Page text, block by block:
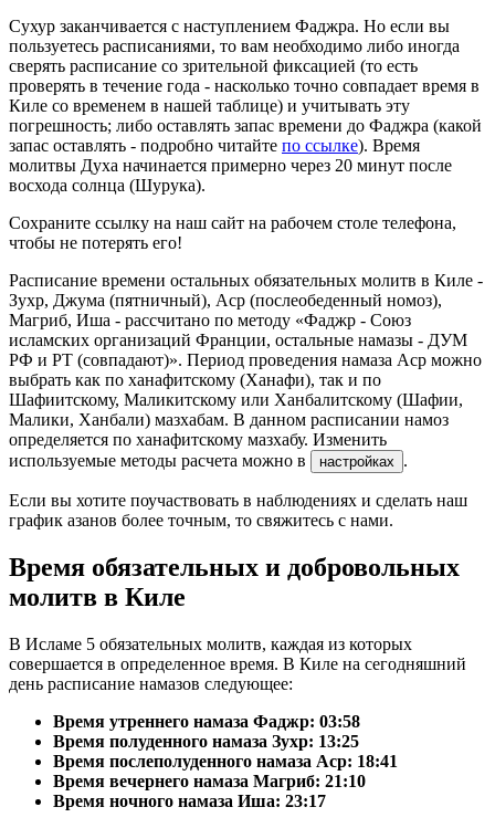
Сухур заканчивается с наступлением Фаджра. Но если вы
пользуетесь расписаниями, то вам необходимо либо иногда
сверять расписание со зрительной фиксацией (то есть
проверять в течение года - насколько точно совпадает время в
Киле со временем в нашей таблице) и учитывать эту
погрешность; либо оставлять запас времени до Фаджра (какой
запас оставлять - подробно читайте по ссылке). Время
молитвы Духа начинается примерно через 20 минут после
восхода солнца (Шурука).
Сохраните ссылку на наш сайт на рабочем столе телефона,
чтобы не потерять его!
Расписание времени остальных обязательных молитв в Киле -
Зухр, Джума (пятничный), Аср (послеобеденный номоз),
Магриб, Иша - рассчитано по методу «Фаджр - Союз
исламских организаций Франции, остальные намазы - ДУМ
РФ и РТ (совпадают)». Период проведения намаза Аср можно
выбрать как по ханафитскому (Ханафи), так и по
Шафиитскому, Маликитскому или Ханбалитскому (Шафии,
Малики, Ханбали) мазхабам. В данном расписании намоз
определяется по ханафитскому мазхабу. Изменить
используемые методы расчета можно в
настройках .
Если вы хотите поучаствовать в наблюдениях и сделать наш
график азанов более точным, то свяжитесь с нами.
Время обязательных и добровольных
молитв в Киле
В Исламе 5 обязательных молитв, каждая из которых
совершается в определенное время. В Киле на сегодняшний
день расписание намазов следующее:
Время утреннего намаза Фаджр: 03:58
Время полуденного намаза Зухр: 13:25
Время послеполуденного намаза Аср: 18:41
Время вечернего намаза Магриб: 21:10
Время ночного намаза Иша: 23:17